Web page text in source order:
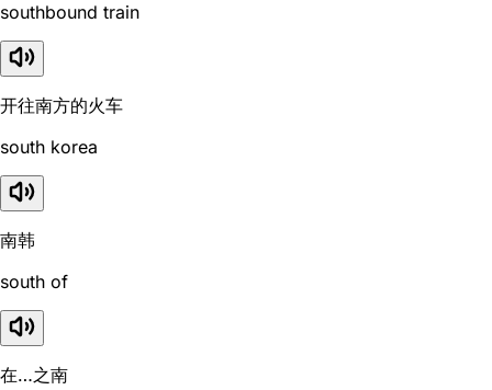
southbound train
开往南方的火车
south korea
南韩
south of
在…之南